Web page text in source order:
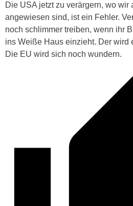
Die USA jetzt zu verärgern, wo wir
angewiesen sind, ist ein Fehler.
noch schlimmer treiben, wenn ihr
ins Weiße Haus einzieht. Der wird
Die EU wird sich noch wundern.